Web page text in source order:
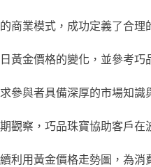
商業模式，成功定義了合理
黃金價格的變化，並參考巧
參與者具備深厚的市場知識
觀察，巧品珠寶協助客戶在
利用黃金價格走勢圖，為消